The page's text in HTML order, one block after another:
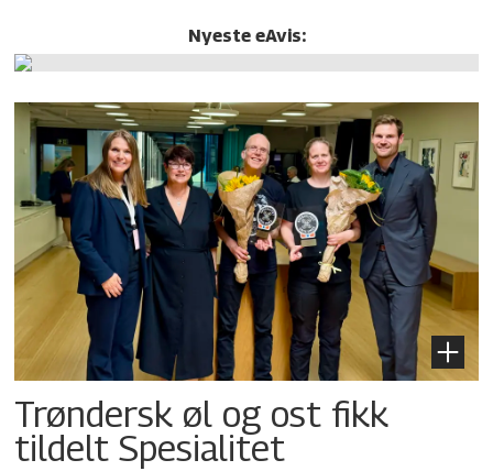
Nyeste eAvis:
Trøndersk øl og ost fikk
tildelt Spesialitet